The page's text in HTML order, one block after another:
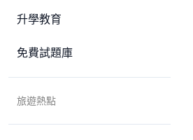
升學教育
免費試題庫
旅遊熱點